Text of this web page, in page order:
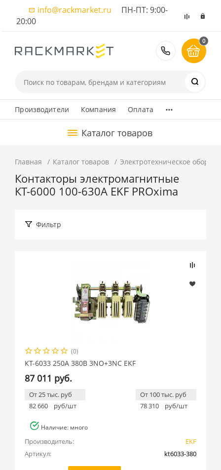
info@rackmarket.ru ПН-ПТ: 9:00-
20:00
8 (495)
0
Производители Компания Оплата ...
Каталог товаров
Главная Каталог товаров Электротехническое
Контакторы электромагнитные
КТ-6000 100-630А EKF PROxima
Фильтр
Розничная цена
Производитель
EKF ( 9)
(0)
КТ-6033 250А 380В 3NO+3NC EKF
87 011 руб.
От 25 тыс. руб
82 660
руб/шт
От 100 тыс. руб
78 310
руб/шт
Наличие: много
Производитель:
EKF
Артикул:
kt6033-380